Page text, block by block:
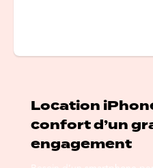
Location
confort d’un
engagement